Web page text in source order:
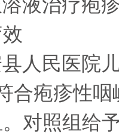
液治疗疱
人民医院
合疱疹性
对照组给